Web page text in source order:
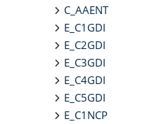
C_AAENT
E_C1GDI
E_C2GDI
E_C3GDI
E_C4GDI
E_C5GDI
E_C1NCP